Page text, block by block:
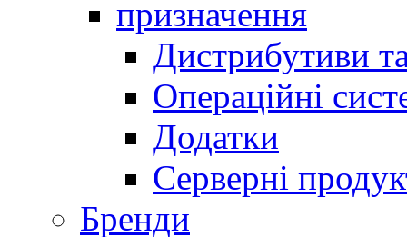
призначення
Дистрибутиви
Операційні
Додатки
Серверні
Бренди